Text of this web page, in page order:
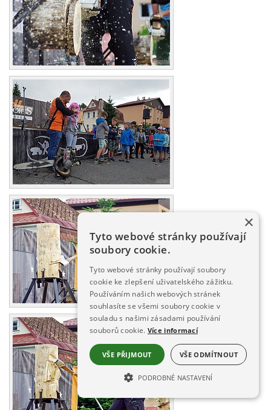
×
Tyto webové stránky používají
soubory cookie.
Tyto webové stránky používají soubory
cookie ke zlepšení uživatelského zážitku.
Používáním našich webových stránek
souhlasíte se všemi soubory cookie v
souladu s našimi zásadami používání
souborů cookie. Více informací
VŠE PŘIJMOUT VŠE ODMÍTNOUT
PODROBNÉ NASTAVENÍ
NEZBYTNĚ NUTNÉ SOUBORY